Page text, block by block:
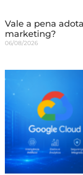
Vale a pena
marketing?
06/08/2026